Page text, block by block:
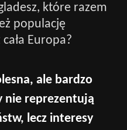
które razem
populację
Europa?
ale bardzo
nie reprezentują
lecz interesy